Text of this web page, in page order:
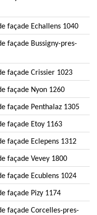
façade Echallens 1040
façade Bussigny-pres-
façade Crissier 1023
façade Nyon 1260
façade Penthalaz 1305
façade Etoy 1163
façade Eclepens 1312
façade Vevey 1800
façade Ecublens 1024
façade Pizy 1174
façade Corcelles-pres-